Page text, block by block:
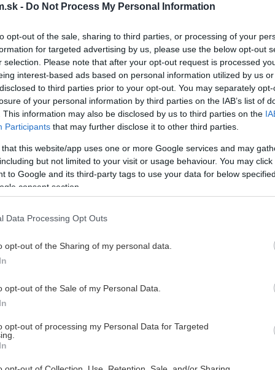
- Do Not Process My Personal Information
opt-out of the sale, sharing to third parties, or processing of your
for targeted advertising by us, please use the below opt-out
selection. Please note that after your opt-out request is processed
interest-based ads based on personal information utilized by us
to third parties prior to your opt-out. You may separately
of your personal information by third parties on the IAB’s list of
This information may also be disclosed by us to third parties on the
Participants that may further disclose it to other third parties.
that this website/app uses one or more Google services and may
but not limited to your visit or usage behaviour. You may
to Google and its third-party tags to use your data for below
consent section.
Data Processing Opt Outs
opt-out of the Sharing of my personal data.
opt-out of the Sale of my Personal Data.
opt-out of processing my Personal Data for Targeted
lákajú vtáky. Aby nezmizli skôr, ako
ich starou sieťkou na okno (s rámom
ju zaťažte kameňmi, tehlami alebo inými
sieťku odstráňte, aby nebránila
triky, ako ochrániť úrodu pred
kvetináče
podložiek si vyrobte vlastné biologicky